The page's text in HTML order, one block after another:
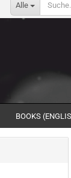
Alle
BOOKS